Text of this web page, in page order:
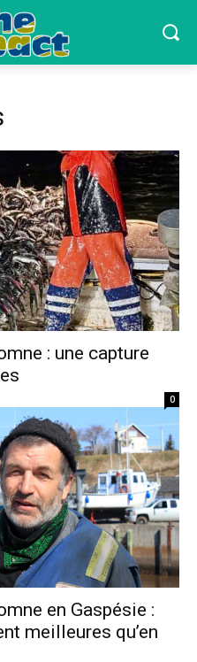
: une capture
0
en Gaspésie :
meilleures qu’en